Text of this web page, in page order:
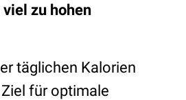
zu hohen
täglichen Kalorien
für optimale